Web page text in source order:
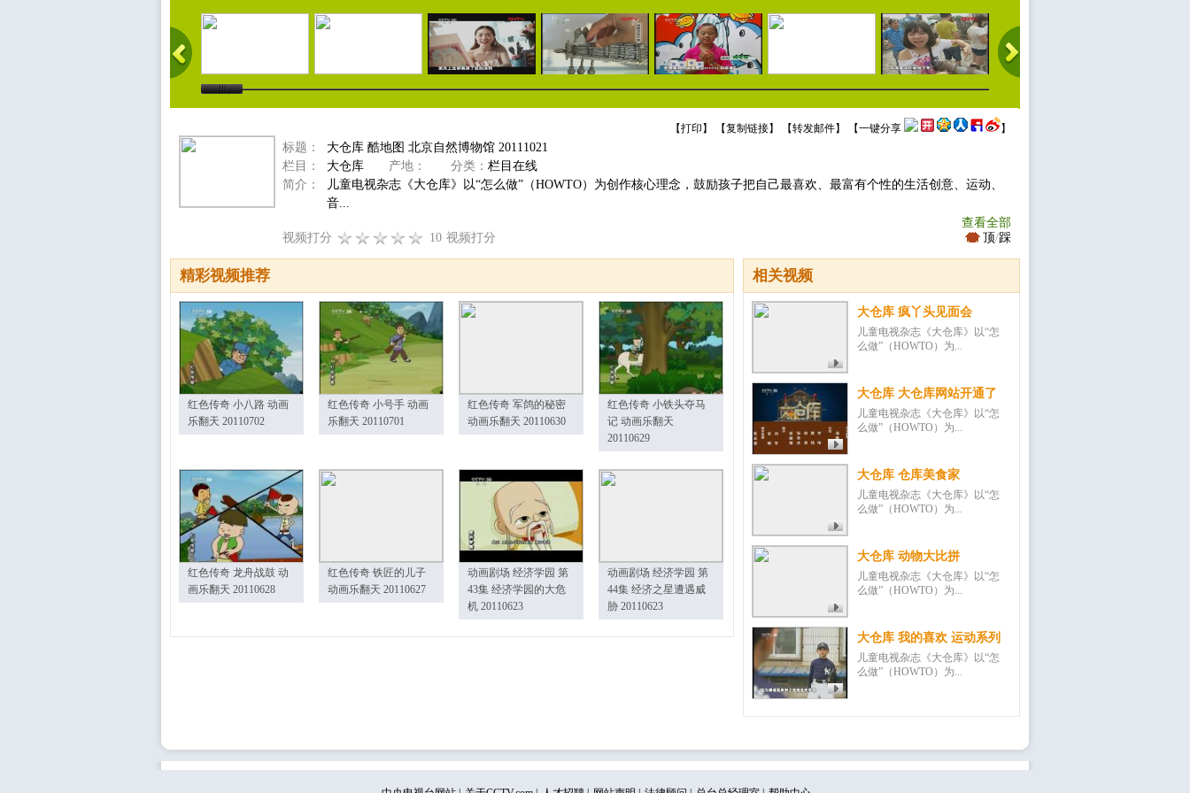
【打印 】 【复制链接】 【转发邮件】 【一键分享 】
标题：
大仓库 酷地图 北京自然博物馆 20111021
栏目：
大仓库 产地： 分类： 栏目在线
简介：
儿童电视杂志《大仓库》以“怎么做”（HOWTO）为创作核心理念，鼓励孩子把自己最喜欢、最富有个性的生活创意、运动、
音...
查看全部
视频打分
10 视频打分 顶/踩
相关视频
大仓库 疯丫头见面会
儿童电视杂志《大仓库》以“怎
么做”（HOWTO）为...
大仓库 大仓库网站开通了
儿童电视杂志《大仓库》以“怎
么做”（HOWTO）为...
大仓库 仓库美食家
儿童电视杂志《大仓库》以“怎
么做”（HOWTO）为...
大仓库 动物大比拼
儿童电视杂志《大仓库》以“怎
么做”（HOWTO）为...
大仓库 我的喜欢 运动系列
儿童电视杂志《大仓库》以“怎
么做”（HOWTO）为...
精彩视频推荐
红色传奇 小八路 动画
乐翻天 20110702
红色传奇 小号手 动画
乐翻天 20110701
红色传奇 军鸽的秘密
动画乐翻天 20110630
红色传奇 小铁头夺马
记 动画乐翻天
20110629
红色传奇 龙舟战鼓 动
画乐翻天 20110628
红色传奇 铁匠的儿子
动画乐翻天 20110627
动画剧场 经济学园 第
43集 经济学园的大危
机 20110623
动画剧场 经济学园 第
44集 经济之星遭遇威
胁 20110623